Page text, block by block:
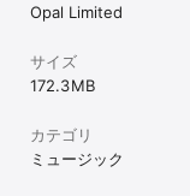
Opal Limited
サイズ
172.3 MB
カテゴリ
ミュージック